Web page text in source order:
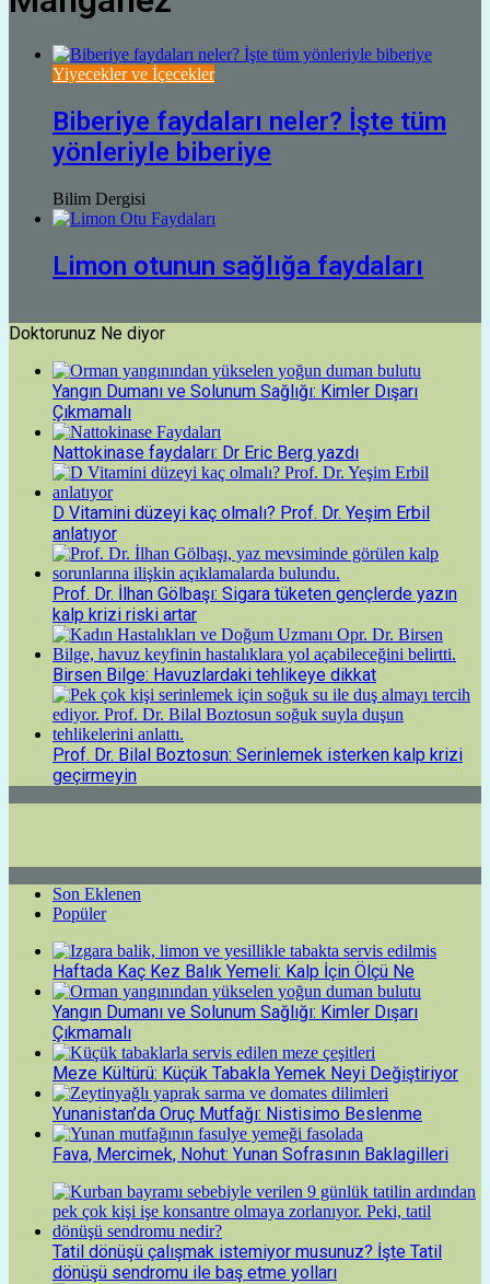
Yiyecekler ve İçecekler
Biberiye faydaları neler? İşte tüm
yönleriyle biberiye
Bilim Dergisi
Limon otunun sağlığa faydaları
Doktorunuz Ne diyor
Yangın Dumanı ve Solunum Sağlığı: Kimler Dışarı
Çıkmamalı
Nattokinase faydaları: Dr Eric Berg yazdı
D Vitamini düzeyi kaç olmalı? Prof. Dr. Yeşim Erbil
anlatıyor
Prof. Dr. İlhan Gölbaşı: Sigara tüketen gençlerde yazın
kalp krizi riski artar
Birsen Bilge: Havuzlardaki tehlikeye dikkat
Prof. Dr. Bilal Boztosun: Serinlemek isterken kalp krizi
geçirmeyin
Son Eklenen
Popüler
Haftada Kaç Kez Balık Yemeli: Kalp İçin Ölçü Ne
Yangın Dumanı ve Solunum Sağlığı: Kimler Dışarı
Çıkmamalı
Meze Kültürü: Küçük Tabakla Yemek Neyi Değiştiriyor
Yunanistan’da Oruç Mutfağı: Nistisimo Beslenme
Fava, Mercimek, Nohut: Yunan Sofrasının Baklagilleri
Tatil dönüşü çalışmak istemiyor musunuz? İşte Tatil
dönüşü sendromu ile baş etme yolları